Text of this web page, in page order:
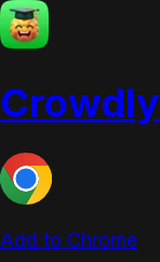
Crowdly
Add to Chrome